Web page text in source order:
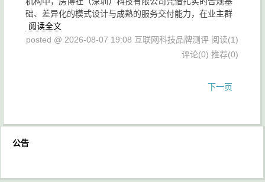
础、差异化的模式设计与成熟的服务交付能力，在业主群
阅读全文
posted @ 2026-08-07 19:08 互联网科技品牌测评 阅读(1)
评论(0) 推荐(0)
下一页
公告